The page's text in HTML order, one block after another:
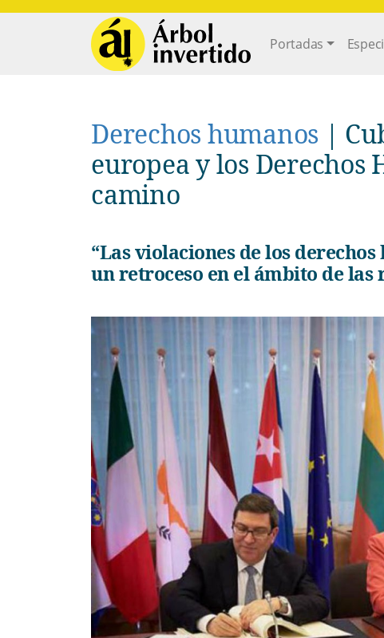
Main
Portadas
Derechos humanos |
europea y los Derechos
camino
“Las violaciones de los derechos humanos en Cuba han provocado
un retroceso en el ámbito de las